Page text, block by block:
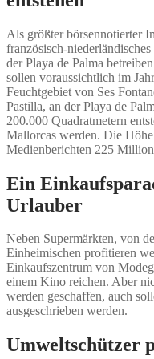
Als größter börsennotierter
französisch-
der Playa de Palma
sollen voraussichtlich im
Feuchtgebiet von Ses
Pastilla, an der Playa de
200.000 Quadratmetern
Mallorcas werden. Die
Medienberichten 225
Ein
Urlauber
Neben Supermärkten, von
Einheimischen profitieren
Einkaufszentrum von
einem Kino reichen. Aber
werden geschaffen, auch
ausgeschrieben werden.
Umweltschützer